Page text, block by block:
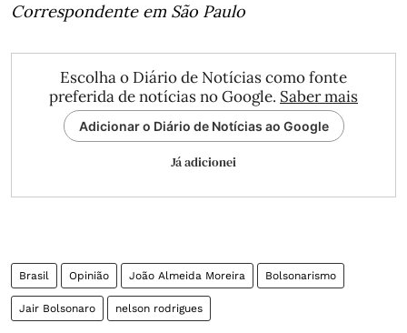
Correspondente em São Paulo
Escolha o Diário de Notícias como fonte
preferida de notícias no Google. Saber mais
Adicionar o Diário de Notícias ao Google
Já adicionei
Brasil Opinião João Almeida Moreira Bolsonarismo
Jair Bolsonaro nelson rodrigues